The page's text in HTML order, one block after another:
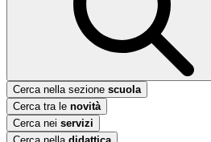
Cerca nella sezione scuola
Cerca tra le novità
Cerca nei servizi